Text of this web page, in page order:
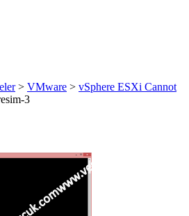
> VMware > vSphere ESXi Cannot
3